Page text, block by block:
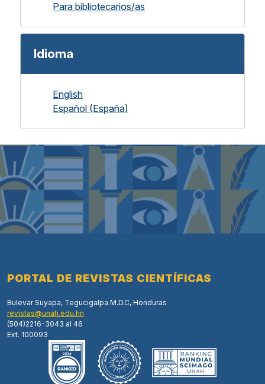
Para bibliotecarios/as
Idioma
English
Español (España)
PORTAL DE REVISTAS CIENTÍFICAS
Bulevar Suyapa, Tegucigalpa M.D.C, Honduras
revistas@unah.edu.hn
(504)2216-3043 al 46
Ext. 100093